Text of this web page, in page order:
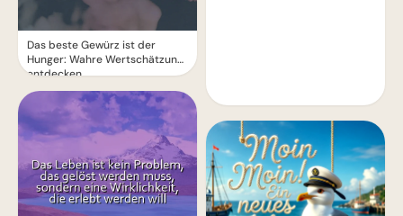
Das beste Gewürz ist der
Hunger: Wahre Wertschätzung
entdecken